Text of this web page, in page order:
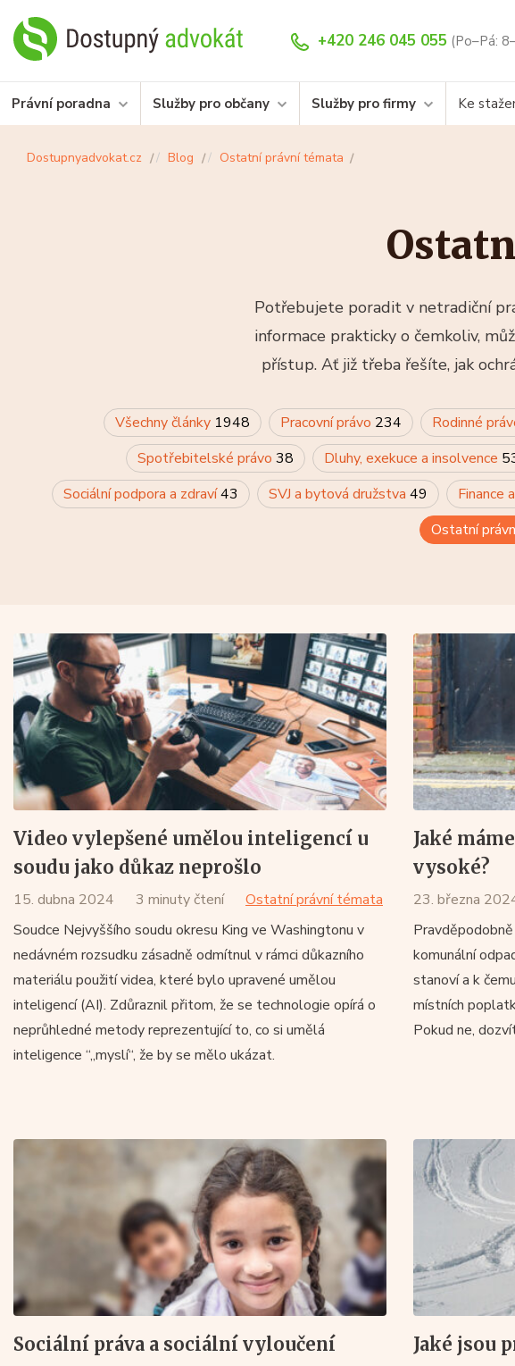
+420 246 045 055 (Po–Pá:
Právní poradna Služby pro občany Služby pro firmy Ke
Dostupnyadvokat.cz Blog Ostatní právní témata
Potřebujete poradit v netradiční
informace prakticky o čemkoliv,
přístup. Ať již třeba řešíte, jak
Všechny články 1948 Pracovní právo 234 Rodinné
Spotřebitelské právo 38 Dluhy, exekuce a insolvence
Sociální podpora a zdraví43 SVJ a bytová družstva 49 Finance
Ostatní
Video vylepšené umělou inteligencí u
soudu jako důkaz neprošlo
15. dubna 2024 3 minuty čtení
Ostatní právní témata
Soudce Nejvyššího soudu okresu King ve Washingtonu v
nedávném rozsudku zásadně odmítnul v rámci důkazního
materiálu použití videa, které bylo upravené umělou
inteligencí (AI). Zdůraznil přitom, že se technologie opírá o
neprůhledné metody reprezentující to, co si umělá
inteligence “„myslí“, že by se mělo ukázat.
Jaké
vysoké?
23. března
komunální
stanoví a k
místních
Pokud ne,
Sociální práva a sociální vyloučení Jaké jsou